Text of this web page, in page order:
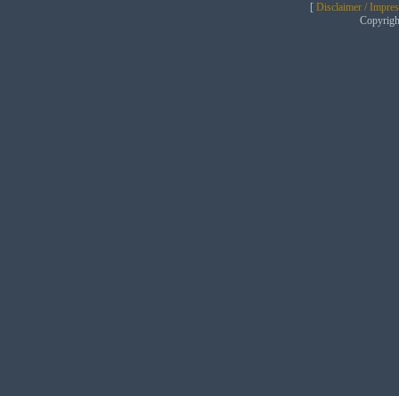
[ Disclaimer /